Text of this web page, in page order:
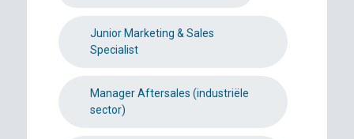
Junior Marketing & Sales
Specialist
Manager Aftersales (industriële
sector)